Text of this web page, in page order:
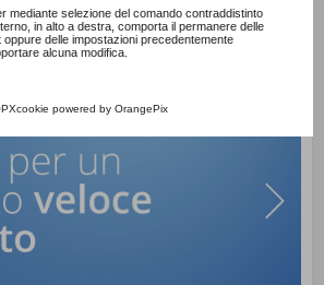
cookie completa.
mediante selezione del comando contraddistinto
in alto a destra, comporta il permanere delle
oppure delle impostazioni precedentemente
alcuna modifica.
powered by OrangePix